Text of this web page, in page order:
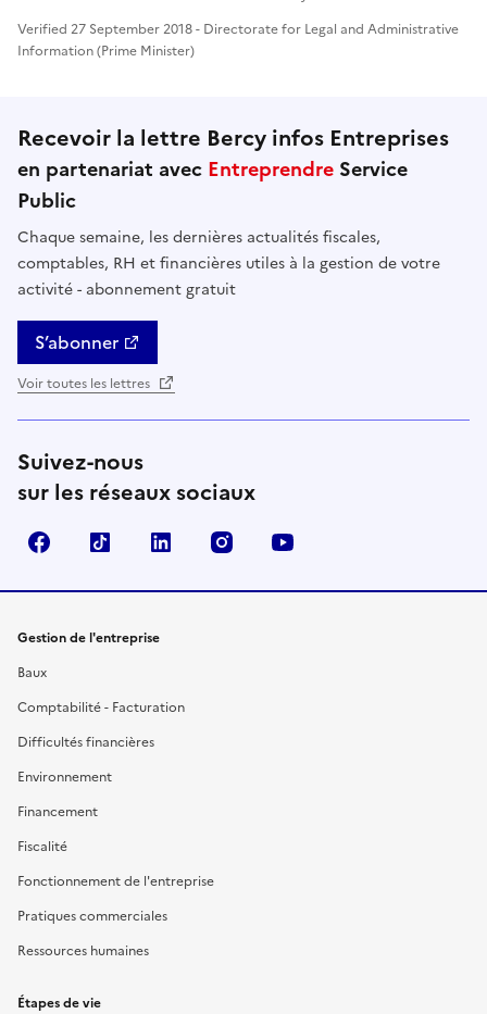
Verified 27 September 2018 - Directorate for Legal and Administrative
Information (Prime Minister)
Recevoir la lettre Bercy infos Entreprises
en partenariat avec Entreprendre Service
Public
Chaque semaine, les dernières actualités fiscales,
comptables, RH et financières utiles à la gestion de votre
activité - abonnement gratuit
S’abonner
Voir toutes les lettres
Suivez-nous
sur les réseaux sociaux
FacebookTikTok Linkedin Instagram
Gestion de l'entreprise
Baux
Comptabilité - Facturation
Difficultés financières
Environnement
Financement
Fiscalité
Fonctionnement de l'entreprise
Pratiques commerciales
Ressources humaines
Étapes de vie